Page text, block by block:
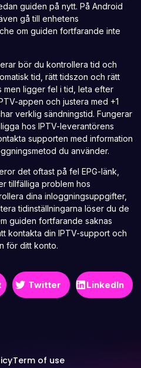
guiden på nytt. På Android
gå till enhetens
om guiden fortfarande inte
bör du kontrollera tid och
tid, rätt tidszon och rätt
men ligger fel i tid, leta efter
appen och justera med +1
verklig sändningstid. Fungerar
hos IPTV-leverantörens
supporten med information
du använder.
det oftast på fel EPG-länk,
tillfälliga problem hos
dina inloggningsuppgifter,
tidinställningarna löser du de
guiden fortfarande saknas
kontakta din IPTV-support och
för ditt konto.
Twitter LinkedIn
Term of use